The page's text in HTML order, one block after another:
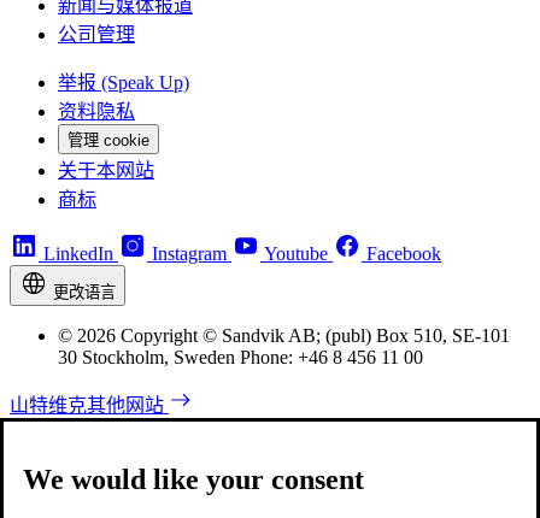
新闻与媒体报道
公司管理
举报 (Speak Up)
资料隐私
管理 cookie
关于本网站
商标
LinkedIn Instagram Youtube Facebook
更改语言
© 2026 Copyright © Sandvik AB; (publ) Box 510, SE-101
30 Stockholm, Sweden Phone: +46 8 456 11 00
山特维克其他网站
We would like your consent